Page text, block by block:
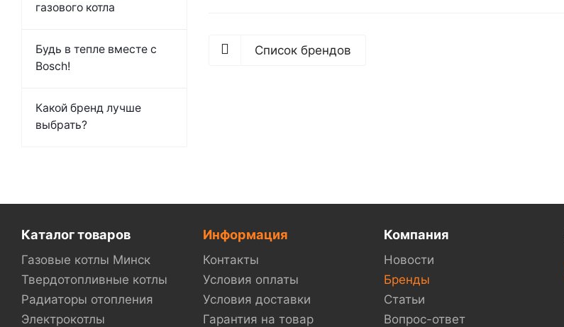
Список брендов
газового котла
Будь в тепле вместе с
Bosch!
Какой бренд лучше
выбрать?
Каталог товаров
Газовые котлы Минск
Твердотопливные котлы
Радиаторы отопления
Электрокотлы
Информация
Контакты
Условия оплаты
Условия доставки
Гарантия на товар
Компания
Новости
Бренды
Статьи
Вопрос-ответ